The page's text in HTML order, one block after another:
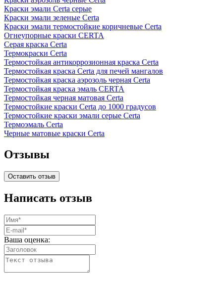
Краски эмали Certa серые
Краски эмали зеленые Certa
Краски эмали термостойкие коричневые Certa
Огнеупорные краски CERTA
Серая краска Certa
Термокраски Certa
Термостойкая антикоррозионная краска Certa
Термостойкая краска Certa для печей мангалов
Термостойкая краска аэрозоль черная Certa
Термостойкая краска эмаль CERTA
Термостойкая черная матовая Certa
Термостойкие краски Certa до 1000 градусов
Термостойкие краски эмали серые Certa
Термоэмаль Certa
Черные матовые краски Certa
Отзывы
Оставить отзыв
Написать отзыв
Ваша оценка: